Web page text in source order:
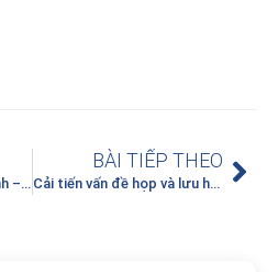
Họp hội đồng người bệnh – Nâng cao chất lượng dịch vụ y tế tại Bệnh viện Đa khoa tỉnh Phú Thọ
BÀI TIẾP THEO
Cải tiến vấn đề họp và lưu hồ sơ họp Hội đồng người bệnh cấp khoa